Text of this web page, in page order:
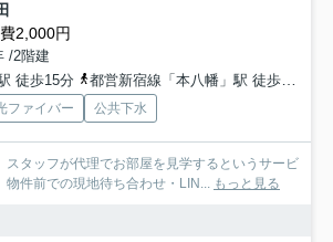
2,000円
/2階建
徒歩15分
都営新宿線「本八幡」駅 徒歩15分
ファイバー 公共下水
スタッフが代理でお部屋を見学するというサービ
物件前での現地待ち合わせ・LIN... もっと見る